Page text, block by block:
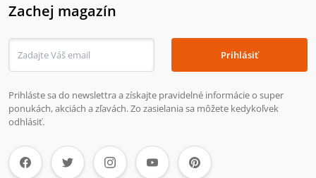
Zachej magazín
Prihlásiť
Prihláste sa do newslettra a získajte pravidelné informácie o super
ponukách, akciách a zľavách. Zo zasielania sa môžete kedykoľvek
odhlásiť.